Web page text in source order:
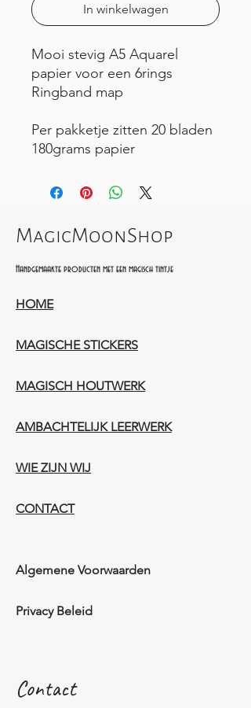
In winkelwagen
Mooi stevig A5 Aquarel
papier voor een 6rings
Ringband map
Per pakketje zitten 20 bladen
180grams papier
MagicMoonShop
Handgemaakte producten met een magisch tintje
HOME
MAGISCHE STICKERS
MAGISCH HOUTWERK
AMBACHTELIJK LEERWERK​
WIE ZIJN WIJ​​
CONTACT
Algemene Voorwaarden
Privacy Beleid
Contact